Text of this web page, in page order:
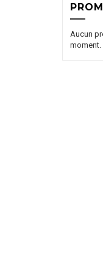
Aucun
moment.